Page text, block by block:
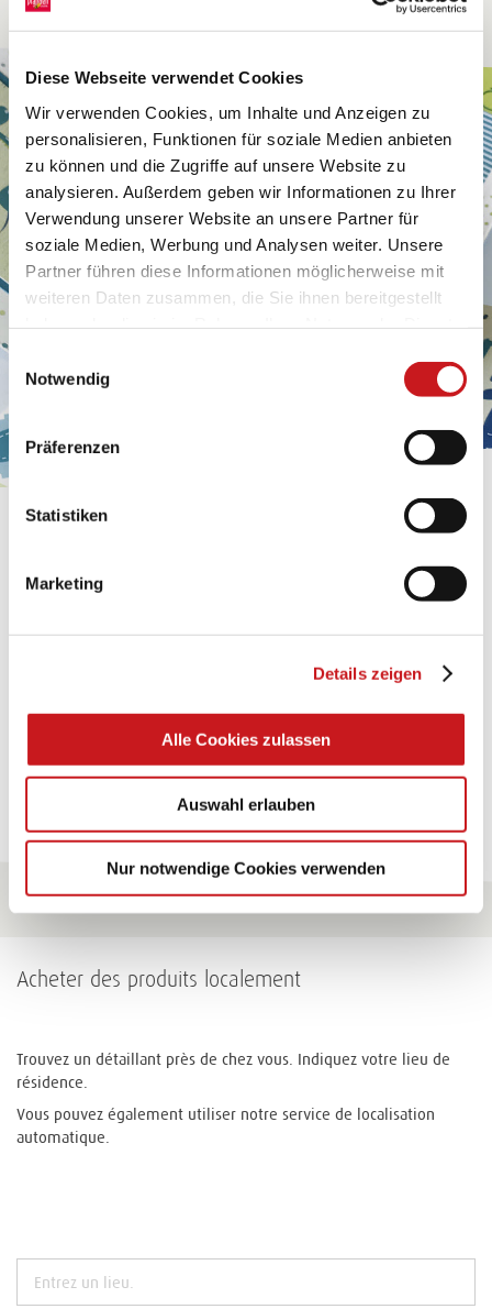
Diese Webseite verwendet Cookies
Wir verwenden Cookies, um Inhalte und Anzeigen zu
personalisieren, Funktionen für soziale Medien anbieten
zu können und die Zugriffe auf unsere Website zu
analysieren. Außerdem geben wir Informationen zu Ihrer
Verwendung unserer Website an unsere Partner für
soziale Medien, Werbung und Analysen weiter. Unsere
Partner führen diese Informationen möglicherweise mit
weiteren Daten zusammen, die Sie ihnen bereitgestellt
Datenschutzhinweisen
mehr darüber, wer wir sind, wie
personenbezogene Daten verarbeiten. Hier geht’s zum
Impressum.
Einwilligungsauswahl
Notwendig
Präferenzen
Statistiken
Marketing
Details zeigen
Alle Cookies zulassen
Auswahl erlauben
Nur notwendige Cookies verwenden
GREETING CARD "BABY CARRIAGE"
A very special surprise that surely hits the spot. Try it!
Pour tous les conseils
Acheter des produits localement
Trouvez un détaillant près de chez vous. Indiquez votre lieu de
résidence.
Vous pouvez également utiliser notre service de localisation
automatique.